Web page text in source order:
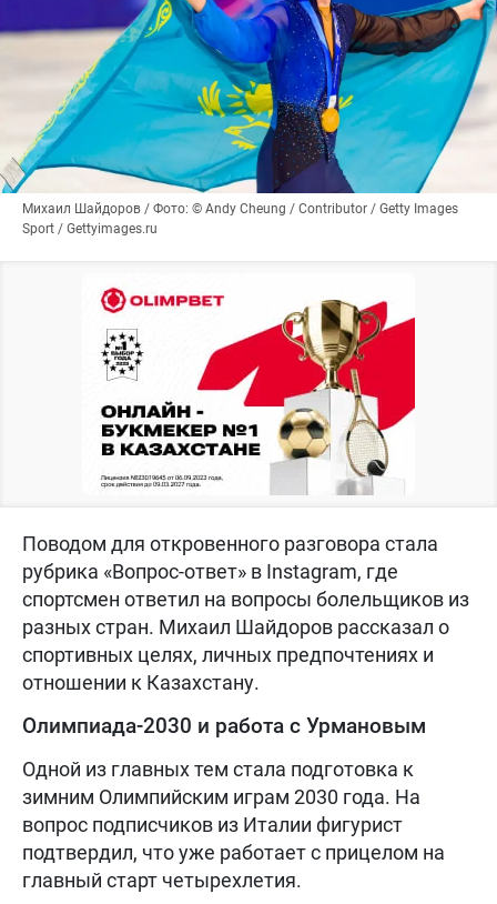
Михаил Шайдоров / Фото: © Andy Cheung / Contributor / Getty Images
Sport / Gettyimages.ru
Поводом для откровенного разговора стала
рубрика «Вопрос-ответ» в Instagram, где
спортсмен ответил на вопросы болельщиков из
разных стран. Михаил Шайдоров рассказал о
спортивных целях, личных предпочтениях и
отношении к Казахстану.
Олимпиада-2030 и работа с Урмановым
Одной из главных тем стала подготовка к
зимним Олимпийским играм 2030 года. На
вопрос подписчиков из Италии фигурист
подтвердил, что уже работает с прицелом на
главный старт четырехлетия.